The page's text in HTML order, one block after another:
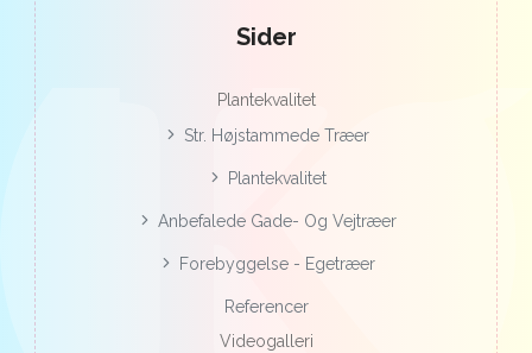
Sider
Plantekvalitet
Str. Højstammede Træer
Plantekvalitet
Anbefalede Gade- Og Vejtræer
Forebyggelse - Egetræer
Referencer
Videogalleri